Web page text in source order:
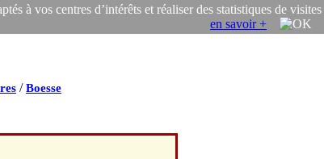
à vos centres d’intérêts et réaliser des statistiques de visites
en savoir +
/Boesse